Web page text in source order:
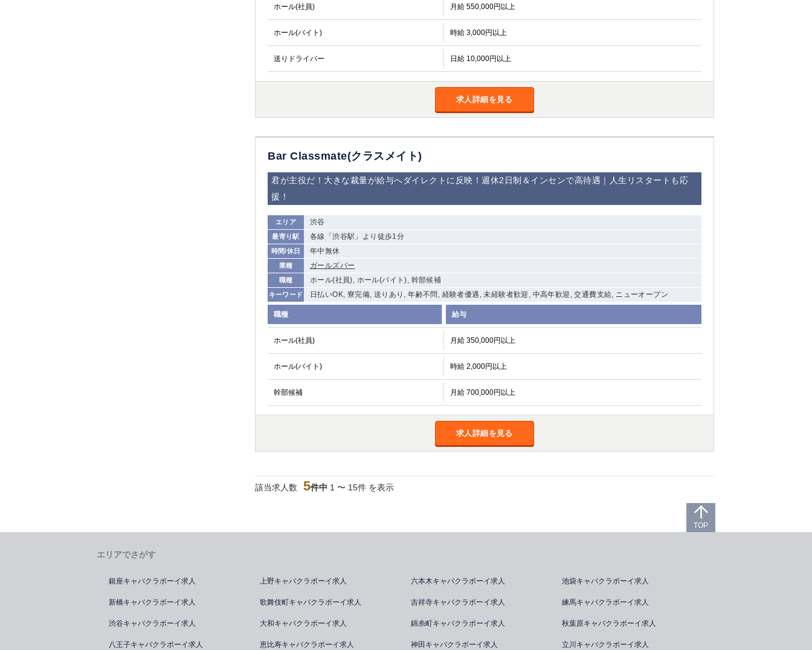
ホール(社員) 月給 550,000円以上
ホール(バイト) 時給 3,000円以上
送りドライバー 日給 10,000円以上
求人詳細を見る
Bar Classmate(クラスメイト)
君が主役だ！大きな裁量が給与へダイレクトに反映！週休2日制＆インセンで高待遇｜人生リスタートも応
援！
エリア 渋谷
最寄り駅 各線「渋谷駅」より徒歩1分
時間/休日 年中無休
業種 ガールズバー
職種 ホール(社員), ホール(バイト), 幹部候補
キーワード 日払いOK, 寮完備, 送りあり, 年齢不問, 経験者優遇, 未経験者歓迎, 中高年歓迎, 交通費支給, ニューオープン
職種 給与
ホール(社員) 月給 350,000円以上
ホール(バイト) 時給 2,000円以上
幹部候補 月給 700,000円以上
求人詳細を見る
該当求人数 5件中 1 〜 15件 を表示
エリアでさがす
銀座キャバクラボーイ求人 上野キャバクラボーイ求人 六本木キャバクラボーイ求人 池袋キャバクラボーイ求人
新橋キャバクラボーイ求人 歌舞伎町キャバクラボーイ求人 吉祥寺キャバクラボーイ求人 練馬キャバクラボーイ求人
渋谷キャバクラボーイ求人 大和キャバクラボーイ求人 錦糸町キャバクラボーイ求人 秋葉原キャバクラボーイ求人
八王子キャバクラボーイ求人 恵比寿キャバクラボーイ求人 神田キャバクラボーイ求人 立川キャバクラボーイ求人
TOP